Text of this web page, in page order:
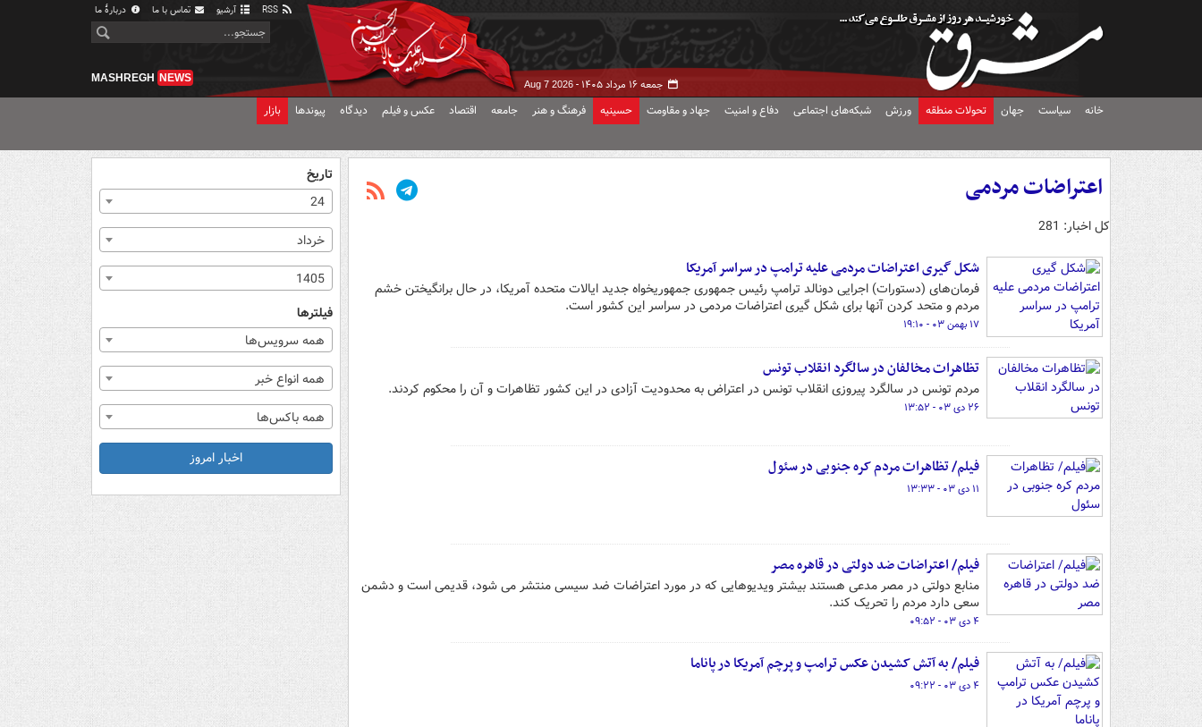
آرشیو تماس با ما دربارهٔ ما
جمعه ۱۶ مرداد ۱۴۰۵ - Aug 7 2026
MASHREGH NEWS
خانه سیاست جهان تحولات منطقه ورزش شبکه‌های اجتماعی دفاع و امنیت جهاد و مقاومت حسینیه فرهنگ و هنر جامعه اقتصاد عکس و فیلم دیدگاه پیوندها بازار
اعتراضات مردمی
کل اخبار: 281
شکل گیری اعتراضات مردمی علیه ترامپ در سراسر آمریکا
فرمان‌های (دستورات) اجرایی دونالد ترامپ رئیس جمهوری جمهوریخواه جدید ایالات متحده آمریکا، در حال برانگیختن خشم
مردم و متحد کردن آنها برای شکل گیری اعتراضات مردمی در سراسر این کشور است.
۱۷ بهمن ۰۳ - ۱۹:۱۰
تظاهرات مخالفان در سالگرد انقلاب تونس
مردم تونس در سالگرد پیروزی انقلاب تونس در اعتراض به محدودیت آزادی در این کشور تظاهرات و آن را محکوم کردند.
۲۶ دی ۰۳ - ۱۳:۵۲
فیلم/ تظاهرات مردم کره جنوبی در سئول
۱۱ دی ۰۳ - ۱۳:۳۳
فیلم/ اعتراضات ضد دولتی در قاهره مصر
منابع دولتی در مصر مدعی هستند بیشتر ویدیوهایی که در مورد اعتراضات ضد سیسی منتشر می شود، قدیمی است و دشمن
سعی دارد مردم را تحریک کند.
۴ دی ۰۳ - ۰۹:۵۲
فیلم/ به آتش کشیدن عکس ترامپ و پرچم آمریکا در پاناما
۴ دی ۰۳ - ۰۹:۲۲
تاریخ
24
خرداد
1405
فیلترها
همه سرویس‌ها
همه انواع خبر
همه باکس‌ها
اخبار امروز